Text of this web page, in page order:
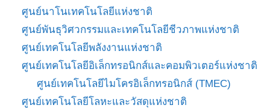
ศูนย์นาโนเทคโนโลยีแห่งชาติ
ศูนย์พันธุวิศวกรรมและเทคโนโลยีชีวภาพแห่งชาติ
ศูนย์เทคโนโลยีพลังงานแห่งชาติ
ศูนย์เทคโนโลยีอิเล็กทรอนิกส์และคอมพิวเตอร์แห่งชาติ
ศูนย์เทคโนโลยีไมโครอิเล็กทรอนิกส์ (TMEC)
ศูนย์เทคโนโลยีโลหะและวัสดุแห่งชาติ